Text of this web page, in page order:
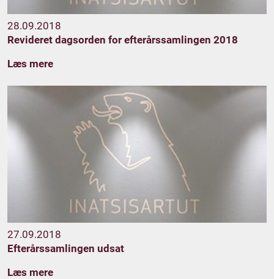
28.09.2018
Revideret dagsorden for efterårssamlingen 2018
Læs mere
27.09.2018
Efterårssamlingen udsat
Læs mere